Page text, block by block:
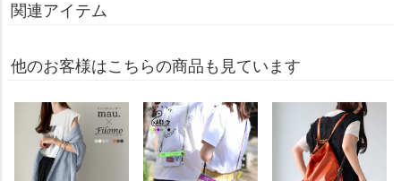
関連アイテム
他のお客様はこちらの商品も見ています